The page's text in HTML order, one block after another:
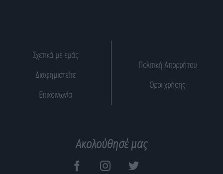
Σχετικά με εμάς
Διαφημιστείτε
Επικοινωνία
Πολιτική Απορρήτου
Όροι χρήσης
Ακολούθησέ μας